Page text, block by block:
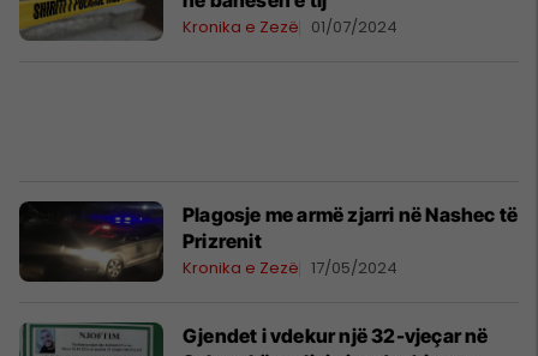
Kronika e Zezë 01/07/2024
Plagosje me armë zjarri në Nashec të
Prizrenit
Kronika e Zezë 17/05/2024
Gjendet i vdekur një 32-vjeçar në